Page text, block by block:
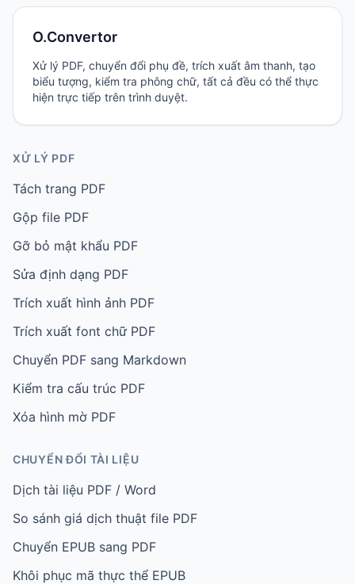
O.Convertor
Xử lý PDF, chuyển đổi phụ đề, trích xuất âm thanh, tạo
biểu tượng, kiểm tra phông chữ, tất cả đều có thể thực
hiện trực tiếp trên trình duyệt.
XỬ LÝ PDF
Tách trang PDF
Gộp file PDF
Gỡ bỏ mật khẩu PDF
Sửa định dạng PDF
Trích xuất hình ảnh PDF
Trích xuất font chữ PDF
Chuyển PDF sang Markdown
Kiểm tra cấu trúc PDF
Xóa hình mờ PDF
CHUYỂN ĐỔI TÀI LIỆU
Dịch tài liệu PDF / Word
So sánh giá dịch thuật file PDF
Chuyển EPUB sang PDF
Khôi phục mã thực thể EPUB